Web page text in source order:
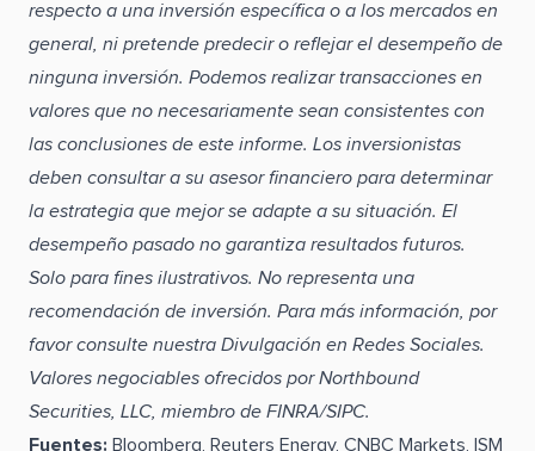
respecto a una inversión específica o a los mercados en
general, ni pretende predecir o reflejar el desempeño de
ninguna inversión. Podemos realizar transacciones en
valores que no necesariamente sean consistentes con
las conclusiones de este informe. Los inversionistas
deben consultar a su asesor financiero para determinar
la estrategia que mejor se adapte a su situación. El
desempeño pasado no garantiza resultados futuros.
Solo para fines ilustrativos. No representa una
recomendación de inversión. Para más información, por
favor consulte nuestra Divulgación en Redes Sociales.
Valores negociables ofrecidos por Northbound
Securities, LLC, miembro de FINRA/SIPC.
Fuentes: Bloomberg, Reuters Energy, CNBC Markets, ISM